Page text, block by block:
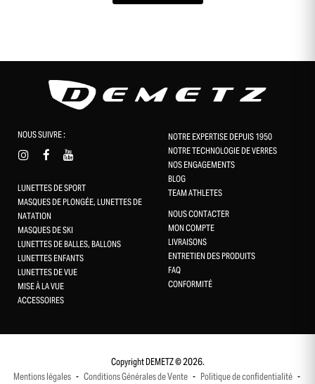
NOUS SUIVRE :
LUNETTES DE SPORT
MASQUES DE PLONGÉE, LUNETTES DE
NATATION
MASQUES DE SKI
LUNETTES DE BALLES, BALLONS
LUNETTES ENFANTS
LUNETTES DE VUE
MISE À LA VUE
ACCESSOIRES
NOTRE EXPERTISE DEPUIS 1950
NOTRE TECHNOLOGIE DE VERRES
NOS ENGAGEMENTS
BLOG
TEAM ATHLETES
NOUS CONTACTER
MON COMPTE
LIVRAISONS
ENTRETIEN DES PRODUITS
FAQ
CONFORMITÉ
Copyright DEMETZ © 2026.
Mentions légales - Conditions Générales de Vente - Politique de confidentialité -
en t’inscrivant à notre newsletter
Gestion des cookies
Ce site utilise des cookies et vous donne le contrôle sur ceux que